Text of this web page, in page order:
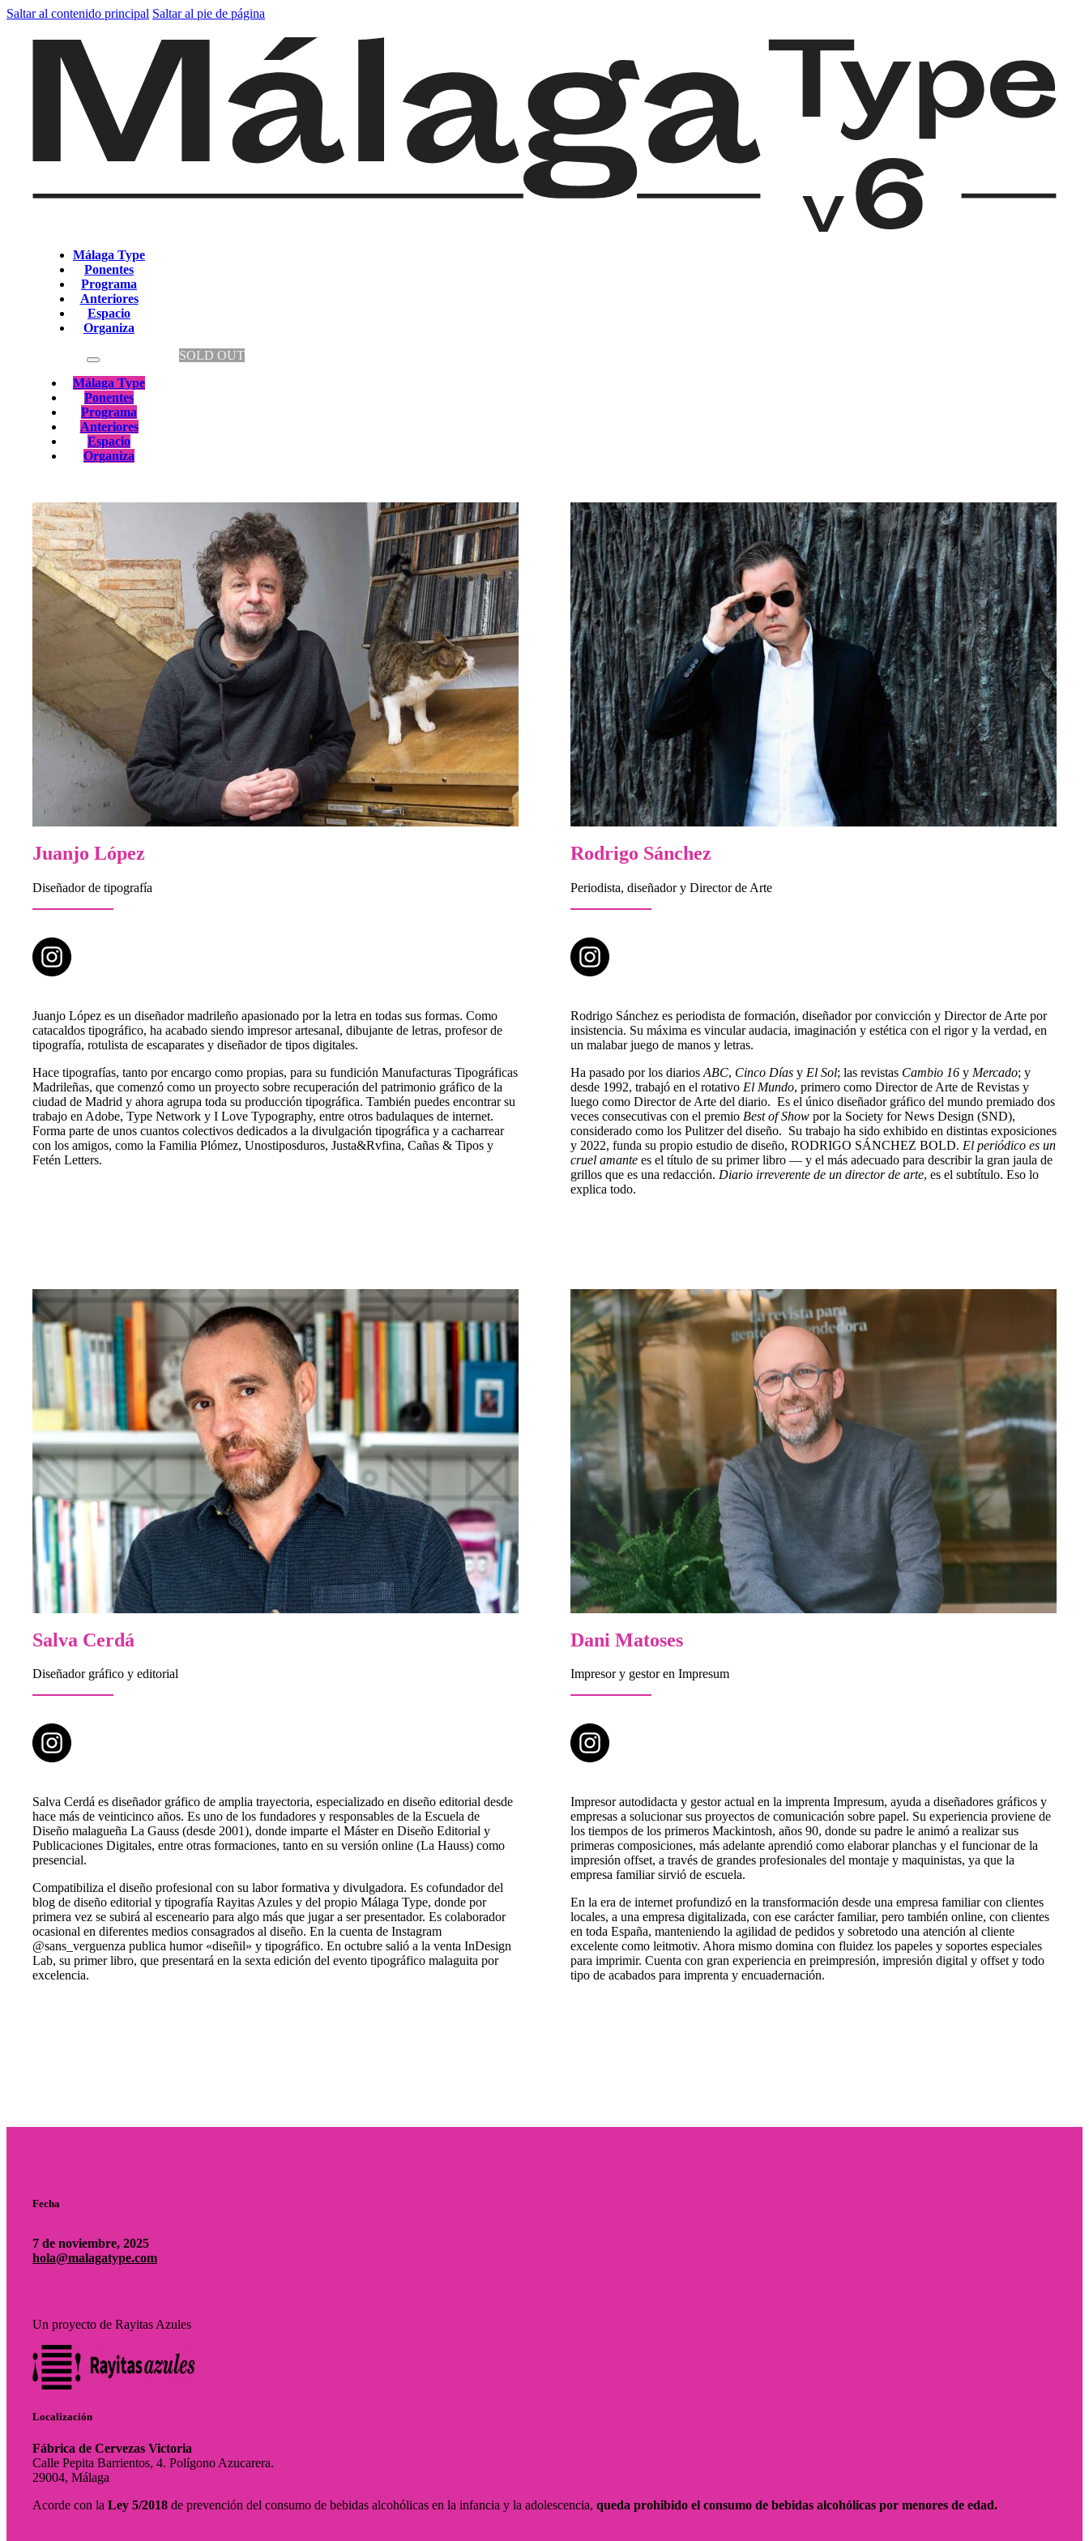
Saltar al contenido principal Saltar al pie de página
Málaga Type
Ponentes
Programa
Anteriores
Espacio
Organiza
Málaga Type
Ponentes
Programa
Anteriores
Espacio
Organiza
SOLD OUT
Juanjo López
Diseñador de tipografía
Juanjo López es un diseñador madrileño apasionado por la letra en todas sus formas. Como
catacaldos tipográfico, ha acabado siendo impresor artesanal, dibujante de letras, profesor de
tipografía, rotulista de escaparates y diseñador de tipos digitales.
Hace tipografías, tanto por encargo como propias, para su fundición Manufacturas Tipográficas
Madrileñas, que comenzó como un proyecto sobre recuperación del patrimonio gráfico de la
ciudad de Madrid y ahora agrupa toda su producción tipográfica. También puedes encontrar su
trabajo en Adobe, Type Network y I Love Typography, entre otros badulaques de internet.
Forma parte de unos cuantos colectivos dedicados a la divulgación tipográfica y a cacharrear
con los amigos, como la Familia Plómez, Unostiposduros, Justa&Rvfina, Cañas & Tipos y
Fetén Letters.
Rodrigo Sánchez
Periodista, diseñador y Director de Arte
Rodrigo Sánchez es periodista de formación, diseñador por convicción y Director de Arte por
insistencia. Su máxima es vincular audacia, imaginación y estética con el rigor y la verdad, en
un malabar juego de manos y letras.
Ha pasado por los diarios ABC, Cinco Días y El Sol; las revistas Cambio 16 y Mercado; y
desde 1992, trabajó en el rotativo El Mundo, primero como Director de Arte de Revistas y
luego como Director de Arte del diario. Es el único diseñador gráfico del mundo premiado dos
veces consecutivas con el premio Best of Show por la Society for News Design (SND),
considerado como los Pulitzer del diseño. Su trabajo ha sido exhibido en distintas exposiciones
y 2022, funda su propio estudio de diseño, RODRIGO SÁNCHEZ BOLD. El periódico es un
cruel amante es el título de su primer libro — y el más adecuado para describir la gran jaula de
grillos que es una redacción. Diario irreverente de un director de arte, es el subtítulo. Eso lo
explica todo.
Salva Cerdá
Diseñador gráfico y editorial
Salva Cerdá es diseñador gráfico de amplia trayectoria, especializado en diseño editorial desde
hace más de veinticinco años. Es uno de los fundadores y responsables de la Escuela de
Diseño malagueña La Gauss (desde 2001), donde imparte el Máster en Diseño Editorial y
Publicaciones Digitales, entre otras formaciones, tanto en su versión online (La Hauss) como
presencial.
Compatibiliza el diseño profesional con su labor formativa y divulgadora. Es cofundador del
blog de diseño editorial y tipografía Rayitas Azules y del propio Málaga Type, donde por
primera vez se subirá al esceneario para algo más que jugar a ser presentador. Es colaborador
ocasional en diferentes medios consagrados al diseño. En la cuenta de Instagram
@sans_verguenza publica humor «diseñil» y tipográfico. En octubre salió a la venta InDesign
Lab, su primer libro, que presentará en la sexta edición del evento tipográfico malaguita por
excelencia.
Dani Matoses
Impresor y gestor en Impresum
Impresor autodidacta y gestor actual en la imprenta Impresum, ayuda a diseñadores gráficos y
empresas a solucionar sus proyectos de comunicación sobre papel. Su experiencia proviene de
los tiempos de los primeros Mackintosh, años 90, donde su padre le animó a realizar sus
primeras composiciones, más adelante aprendió como elaborar planchas y el funcionar de la
impresión offset, a través de grandes profesionales del montaje y maquinistas, ya que la
empresa familiar sirvió de escuela.
En la era de internet profundizó en la transformación desde una empresa familiar con clientes
locales, a una empresa digitalizada, con ese carácter familiar, pero también online, con clientes
en toda España, manteniendo la agilidad de pedidos y sobretodo una atención al cliente
excelente como leitmotiv. Ahora mismo domina con fluidez los papeles y soportes especiales
para imprimir. Cuenta con gran experiencia en preimpresión, impresión digital y offset y todo
tipo de acabados para imprenta y encuadernación.
Fecha
7 de noviembre, 2025
hola@malagatype.com
Un proyecto de Rayitas Azules
Localización
Fábrica de Cervezas Victoria
Calle Pepita Barrientos, 4. Polígono Azucarera.
29004, Málaga
Acorde con la Ley 5/2018 de prevención del consumo de bebidas alcohólicas en la infancia y la adolescencia, queda prohibido el consumo de bebidas alcohólicas por menores de edad.